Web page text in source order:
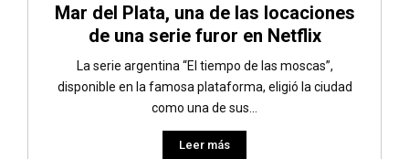
Mar del Plata, una de las locaciones
de una serie furor en Netflix
La serie argentina “El tiempo de las moscas”,
disponible en la famosa plataforma, eligió la ciudad
como una de sus...
Leer más